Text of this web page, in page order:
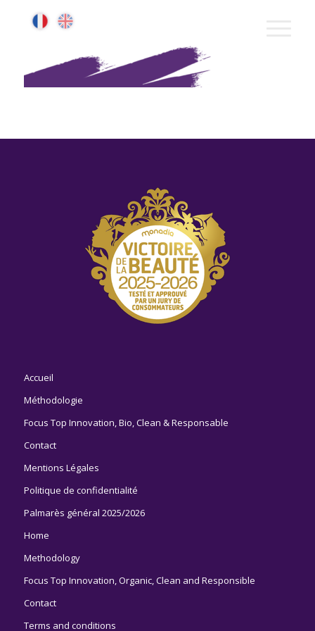
Accueil
Méthodologie
Focus Top Innovation, Bio, Clean & Responsable
Contact
Mentions Légales
Politique de confidentialité
Palmarès général 2025/2026
Home
Methodology
Focus Top Innovation, Organic, Clean and Responsible
Contact
Terms and conditions